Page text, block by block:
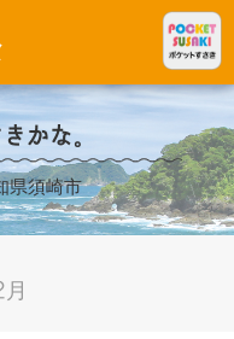
かな。
県須崎市